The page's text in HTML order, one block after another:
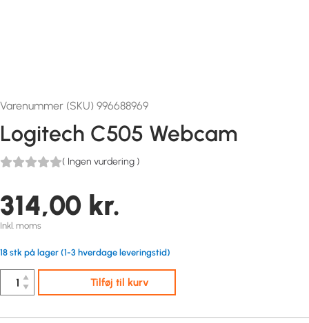
Varenummer (SKU) 996688969
Logitech C505 Webcam
( Ingen vurdering )
314,00 kr.
Inkl. moms
18 stk på lager (1-3 hverdage leveringstid)
▲
▼
Tilføj til kurv